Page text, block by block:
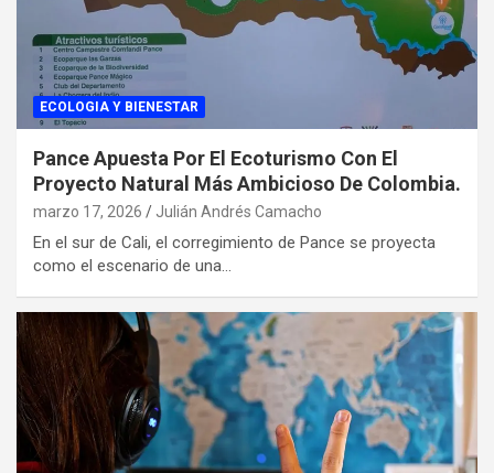
ECOLOGIA Y BIENESTAR
Pance Apuesta Por El Ecoturismo Con El
Proyecto Natural Más Ambicioso De Colombia.
marzo 17, 2026 Julián Andrés Camacho
En el sur de Cali, el corregimiento de Pance se proyecta
como el escenario de una…